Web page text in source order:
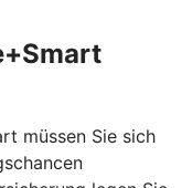
müssen Sie sich